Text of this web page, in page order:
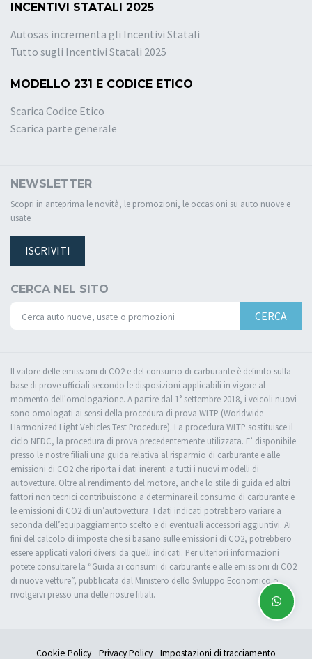
INCENTIVI STATALI 2025
Autosas incrementa gli Incentivi Statali
Tutto sugli Incentivi Statali 2025
MODELLO 231 E CODICE ETICO
Scarica Codice Etico
Scarica parte generale
NEWSLETTER
Scopri in anteprima le novità, le promozioni, le occasioni su auto nuove e
usate
ISCRIVITI
CERCA NEL SITO
CERCA
Il valore delle emissioni di CO2 e del consumo di carburante è definito sulla
base di prove ufficiali secondo le disposizioni applicabili in vigore al
momento dell'omologazione. A partire dal 1° settembre 2018, i veicoli nuovi
sono omologati ai sensi della procedura di prova WLTP (Worldwide
Harmonized Light Vehicles Test Procedure). La procedura WLTP sostituisce il
ciclo NEDC, la procedura di prova precedentemente utilizzata. E’ disponibile
presso le nostre filiali una guida relativa al risparmio di carburante e alle
emissioni di CO2 che riporta i dati inerenti a tutti i nuovi modelli di
autovetture. Oltre al rendimento del motore, anche lo stile di guida ed altri
fattori non tecnici contribuiscono a determinare il consumo di carburante e
le emissioni di CO2 di un’autovettura. I dati indicati potrebbero variare a
seconda dell’equipaggiamento scelto e di eventuali accessori aggiuntivi. Ai
fini del calcolo di imposte che si basano sulle emissioni di CO2, potrebbero
essere applicati valori diversi da quelli indicati. Per ulteriori informazioni
potete consultare la “Guida ai consumi di carburante e alle emissioni di CO2
di nuove vetture”, pubblicata dal Ministero dello Sviluppo Economico o
rivolgervi presso una delle nostre filiali.
Cookie Policy Privacy Policy Impostazioni di tracciamento